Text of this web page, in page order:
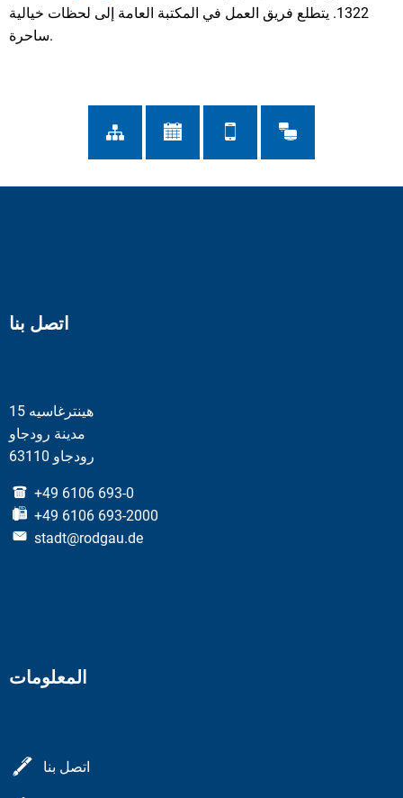
1322. يتطلع فريق العمل في المكتبة العامة إلى لحظات خيالية
ساحرة.
اتصل بنا
هينترغاسيه 15
مدينة رودجاو
63110 رودجاو
+49 6106 693-0
+49 6106 693-2000
stadt@rodgau.de
المعلومات
اتصل بنا